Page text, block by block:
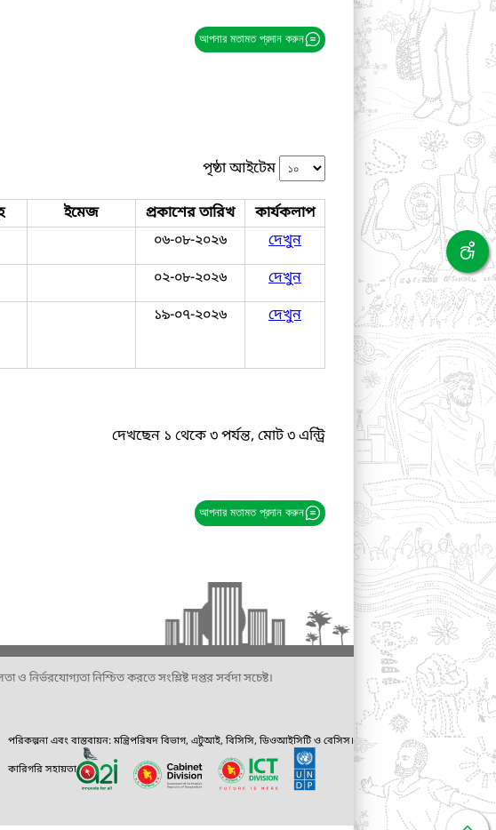
আপনার মতামত প্রদান করুন
পৃষ্ঠা আইটেম
ইমেজ প্রকাশের তারিখ
কার্যকলাপ
০৬-০৮-২০২৬
দেখুন
০২-০৮-২০২৬
দেখুন
১৯-০৭-২০২৬ দেখুন
দেখছেন ১ থেকে ৩ পর্যন্ত, মোট ৩ এন্ট্রি
আপনার মতামত প্রদান করুন
নির্ভরযোগ্যতা নিশ্চিত করতে সংশ্লিষ্ট দপ্তর সর্বদা সচেষ্ট।
পরিকল্পনা এবং বাস্তবায়ন: মন্ত্রিপরিষদ বিভাগ, এটুআই, বিসিসি, ডিওআইসিটি ও বেসিস।
কারিগরি সহায়তা